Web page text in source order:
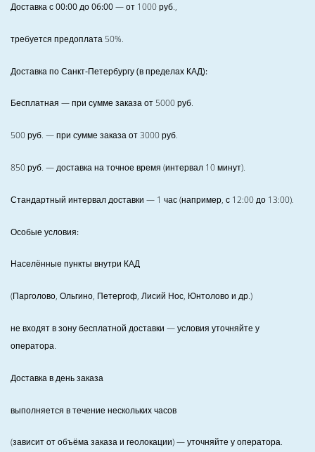
Доставка с 00:00 до 06:00— от 1000руб.,
требуется предоплата 50%.
Доставка по Санкт‑Петербургу (в пределах КАД):
Бесплатная — при сумме заказа от 5000руб.
500руб. — при сумме заказа от3000руб.
850руб. — доставка на точное время (интервал 10 минут).
Стандартный интервал доставки — 1 час (например, с 12:00 до 13:00).
Особые условия:
Населённые пункты внутри КАД
(Парголово, Ольгино, Петергоф, Лисий Нос, Юнтолово и др.)
не входят в зону бесплатной доставки — условия уточняйте у
оператора.
Доставка в день заказа
выполняется в течение нескольких часов
(зависит от объёма заказа и геолокации) — уточняйте у оператора.